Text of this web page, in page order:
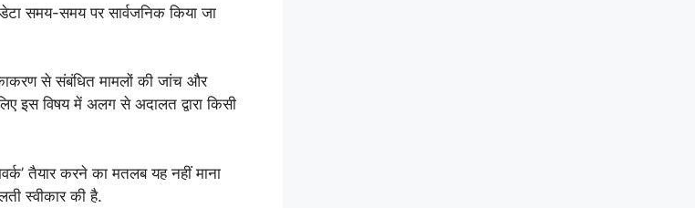
समय-समय पर सार्वजनिक किया जा
से संबंधित मामलों की जांच और
इस विषय में अलग से अदालत द्वारा किसी
तैयार करने का मतलब यह नहीं माना
स्वीकार की है.